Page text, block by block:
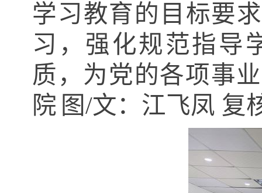
学习教育的目标要
习，强化规范指导
质，为党的各项事
院 图/文：江飞凤 复